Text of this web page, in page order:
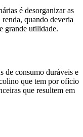
é desorganizar as
quando deveria
grande utilidade.
de consumo duráveis e
que tem por ofício
que resultem em